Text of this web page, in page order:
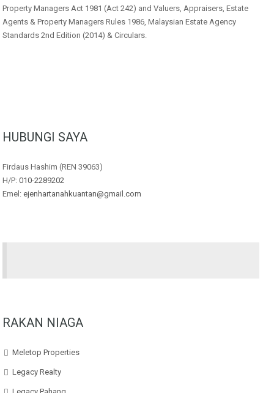
Property Managers Act 1981 (Act 242) and Valuers, Appraisers, Estate
Agents & Property Managers Rules 1986, Malaysian Estate Agency
Standards 2nd Edition (2014) & Circulars.
HUBUNGI SAYA
Firdaus Hashim (REN 39063)
H/P: 010-2289202
Emel: ejenhartanahkuantan@gmail.com
RAKAN NIAGA
Meletop Properties
Legacy Realty